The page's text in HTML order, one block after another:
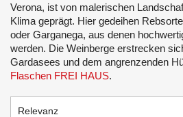
Verona, ist von malerischen
Klima geprägt. Hier gedeihen
oder Garganega, aus denen
werden. Die Weinberge erstrecken
Gardasees und dem angrenzenden
Flaschen FREI HAUS.
Relevanz